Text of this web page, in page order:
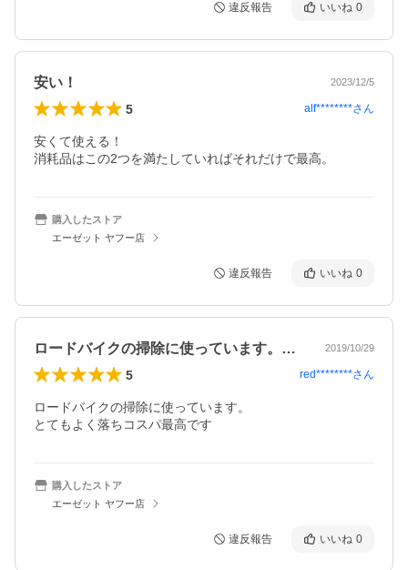
違反報告 いいね 0
安い！ 2023/12/5
5 alf********さん
安くて使える！
消耗品はこの2つを満たしていればそれだけで最高。
購入したストア
エーゼット ヤフー店
違反報告 いいね 0
ロードバイクの掃除に使っています。とて… 2019/10/29
5 red********さん
ロードバイクの掃除に使っています。
とてもよく落ちコスパ最高です
購入したストア
エーゼット ヤフー店
違反報告 いいね 0